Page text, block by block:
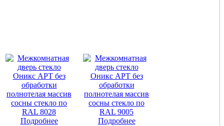
Подробнее
Подробнее